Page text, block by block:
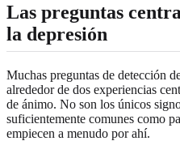
Las preguntas
la depresión
Muchas preguntas de detección
alrededor de dos experiencias
de ánimo. No son los únicos
suficientemente comunes como
empiecen a menudo por ahí.